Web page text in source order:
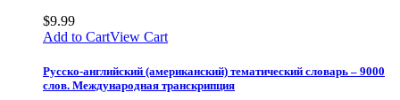
$9.99
Add to CartView Cart
Русско-английский (американский) тематический словарь – 9000
слов. Международная транскрипция